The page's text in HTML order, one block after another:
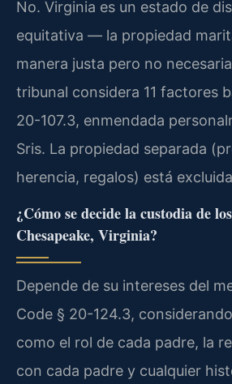
No. Virginia es un estado de
equitativa — la propiedad
manera justa pero no
tribunal considera 11 factores
20-107.3, enmendada
Sris. La propiedad separada
herencia, regalos) está
¿Cómo se decide la custodia de
Chesapeake, Virginia?
Depende de su intereses del
Code § 20-124.3,
como el rol de cada padre, la
con cada padre y cualquier